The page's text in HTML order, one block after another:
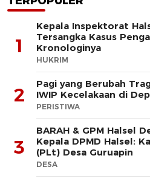
1
Kepala Inspektorat
Tersangka Kasus
Kronologinya
HUKRIM
2
Pagi yang Berubah
IWIP Kecelakaan di
PERISTIWA
3
BARAH & GPM Halsel
Kepala DPMD Halsel:
(PLt) Desa Guruapin
DESA